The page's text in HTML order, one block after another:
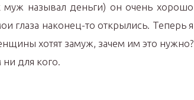
называл деньги) он очень хорошо
глаза наконец-то открылись. Теперь я
хотят замуж, зачем им это нужно?
для кого.